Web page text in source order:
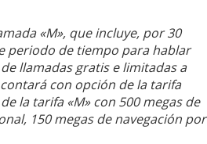
«M», que incluye, por 30
periodo de tiempo para hablar
llamadas gratis e limitadas a
con opción de la tarifa
la tarifa «M» con 500 megas de
150 megas de navegación por